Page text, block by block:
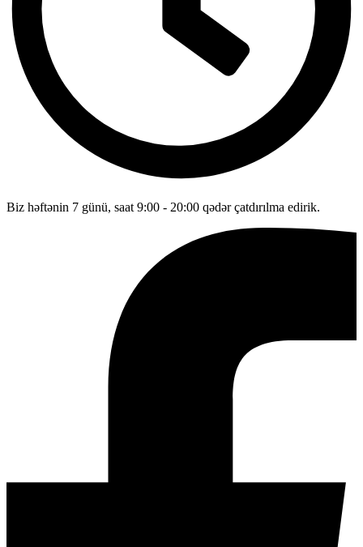
Biz həftənin 7 günü, saat 9:00 - 20:00 qədər çatdırılma edirik.